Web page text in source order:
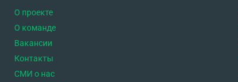
О проекте
О команде
Вакансии
Контакты
СМИ о нас